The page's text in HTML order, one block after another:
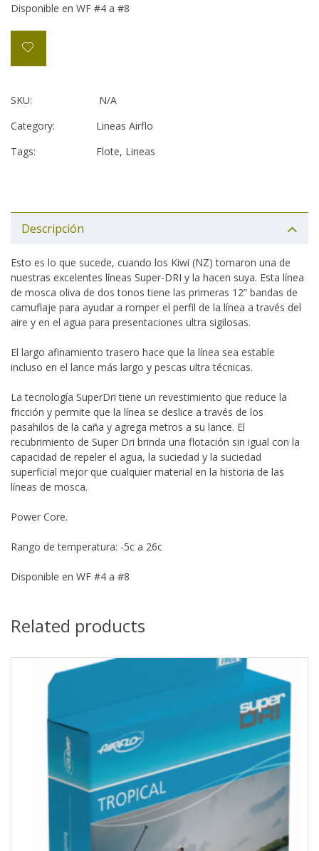
Disponible en WF #4 a #8
SKU:
N/A
Category:
Lineas Airflo
Tags:
Flote, Lineas
Descripción
Esto es lo que sucede, cuando los Kiwi (NZ) tomaron una de
nuestras excelentes líneas Super-DRI y la hacen suya. Esta línea
de mosca oliva de dos tonos tiene las primeras 12” bandas de
camuflaje para ayudar a romper el perfil de la línea a través del
aire y en el agua para presentaciones ultra sigilosas.
El largo afinamiento trasero hace que la línea sea estable
incluso en el lance más largo y pescas ultra técnicas.
La tecnología SuperDri tiene un revestimiento que reduce la
fricción y permite que la línea se deslice a través de los
pasahilos de la caña y agrega metros a su lance. El
recubrimiento de Super Dri brinda una flotación sin igual con la
capacidad de repeler el agua, la suciedad y la suciedad
superficial mejor que cualquier material en la historia de las
líneas de mosca.
Power Core.
Rango de temperatura: -5c a 26c
Disponible en WF #4 a #8
Related products